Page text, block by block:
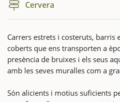
Cervera
Carrers estrets i costeruts, barris
coberts que ens transporten a
presència de bruixes i els seus
amb les seves muralles com a
Són alicients i motius suficients